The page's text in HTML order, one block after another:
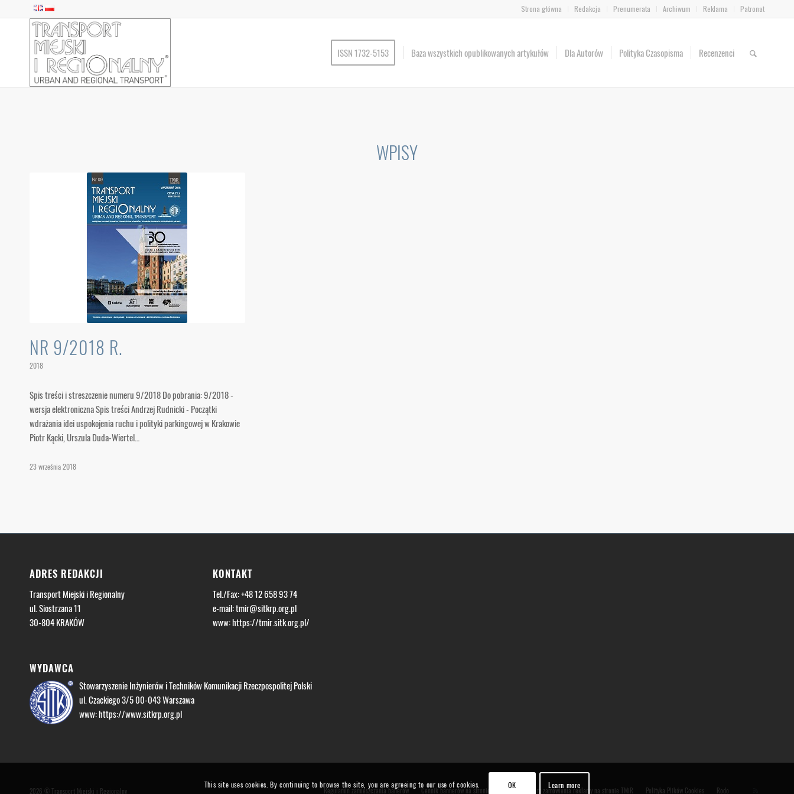
Strona główna Redakcja Prenumerata Archiwum Reklama Patronat
ISSN 1732-5153 Baza wszystkich opublikowanych artykułów Dla Autorów Polityka Czasopisma Recenzenci
WPISY
NR 9/2018 R.
2018
Spis treści i streszczenie numeru 9/2018 Do pobrania: 9/2018 -
wersja elektroniczna Spis treści Andrzej Rudnicki - Początki
wdrażania idei uspokojenia ruchu i polityki parkingowej w Krakowie
Piotr Kącki, Urszula Duda-Wiertel…
23 września 2018
ADRES REDAKCJI
Transport Miejski i Regionalny
ul. Siostrzana 11
30-804 KRAKÓW
KONTAKT
Tel./Fax: +48 12 658 93 74
e-mail:tmir@sitkrp.org.pl
www:https://tmir.sitk.org.pl/
WYDAWCA
Stowarzyszenie Inżynierów i Techników Komunikacji Rzeczpospolitej Polski
ul. Czackiego 3/5 00-043 Warszawa
www:https://www.sitkrp.org.pl
2026 © Transport Miejski i Regionalny Regulamin zamieszczania banerów Cennik bannerów na stronie TMiR Formularz zamówienia reklamy na stronie TMiR Polityka Plików Cookies Rodo
This site uses cookies. By continuing to browse the site, you are agreeing to our use of cookies. OK Learn more